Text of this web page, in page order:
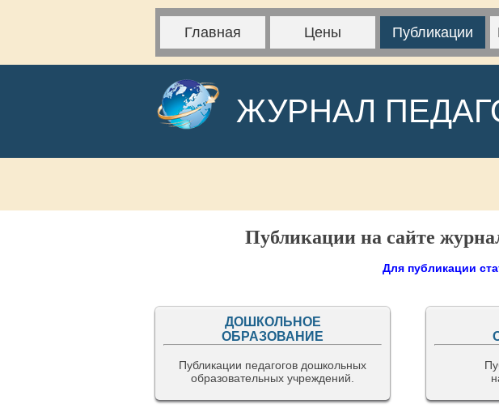
Главная Цены Публикации
ЖУРНАЛ
Публикации на сайте
Для публикации
ДОШКОЛЬНОЕ
ОБРАЗОВАНИЕ
Публикации педагогов дошкольных
образовательных учреждений.